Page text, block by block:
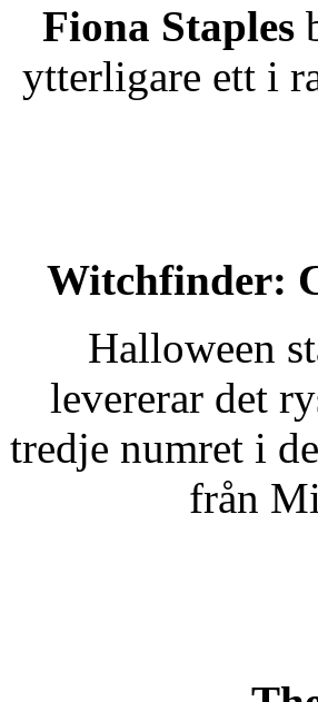
Fiona Staples
ytterligare ett i
Witchfinder:
Halloween
levererar det
tredje numret i
från